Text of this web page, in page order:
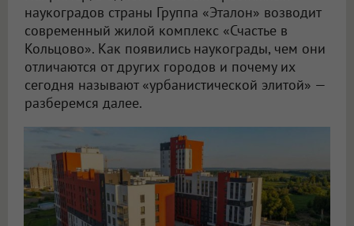
наукоградов страны Группа «Эталон» возводит
современный жилой комплекс «Счастье в
Кольцово». Как появились наукограды, чем они
отличаются от других городов и почему их
сегодня называют «урбанистической элитой» —
разберемся далее.